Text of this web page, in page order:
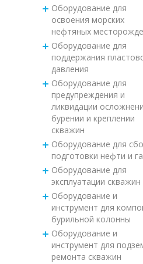
Оборудование для
освоения морских
нефтяных
Оборудование для
поддержания
давления
Оборудование для
предупреждения и
ликвидации
бурении и креплении
скважин
Оборудование для
подготовки нефти и
Оборудование для
эксплуатации скважин
Оборудование и
инструмент для
бурильной колонны
Оборудование и
инструмент для
ремонта скважин